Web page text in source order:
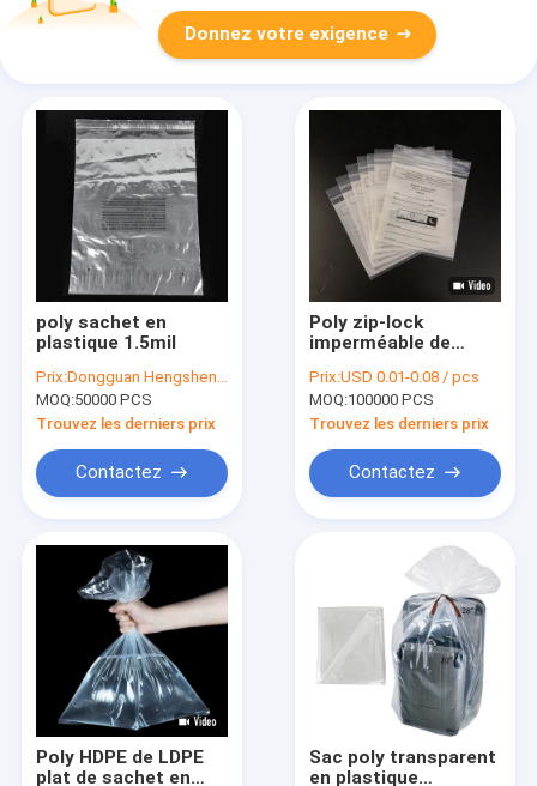
Donnez votre exigence
poly sachet en
plastique 1.5mil
Prix:Dongguan Hengsheng Polybag Co.
MOQ:50000 PCS
Trouvez les derniers prix
Contactez
Poly zip-lock
imperméable de
en plastique de LDPE
pour la distribution
de pilule
Prix:USD 0.01-0.08 / pcs
MOQ:100000 PCS
Trouvez les derniers prix
Contactez
Poly HDPE de LDPE
plat de sachet en
Sac poly transparent
en plastique